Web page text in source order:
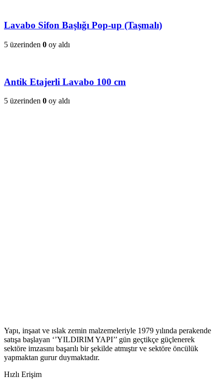
Lavabo Sifon Başlığı Pop-up (Taşmalı)
5 üzerinden 0 oy aldı
Antik Etajerli Lavabo 100 cm
5 üzerinden 0 oy aldı
Yapı, inşaat ve ıslak zemin malzemeleriyle 1979 yılında perakende
satışa başlayan ‘’YILDIRIM YAPI’’ gün geçtikçe güçlenerek
sektöre imzasını başarılı bir şekilde atmıştır ve sektöre öncülük
yapmaktan gurur duymaktadır.
Hızlı Erişim